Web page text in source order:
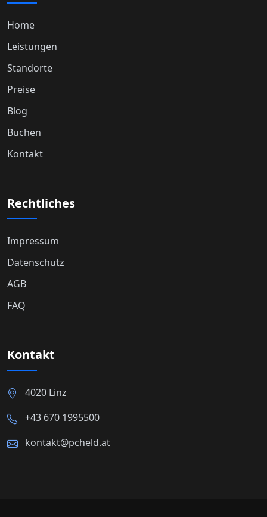
Home
Leistungen
Standorte
Preise
Blog
Buchen
Kontakt
Rechtliches
Impressum
Datenschutz
AGB
FAQ
Kontakt
4020 Linz
+43 670 1995500
kontakt@pcheld.at